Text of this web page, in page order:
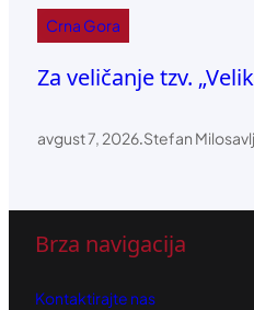
Crna Gora
Za veličanje tzv.
avgust 7, 2026.Stefan
Brza navigacija
Kontaktirajte nas